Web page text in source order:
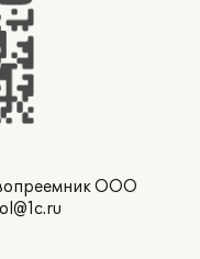
ООО